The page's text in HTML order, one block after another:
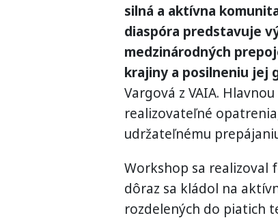
silná a aktívna
diaspóra predstavuje
medzinárodných
krajiny a posilneniu jej
Vargová z VAIA.
realizovateľné
udržateľnému
Workshop sa realizoval
dôraz sa kládol na
rozdelených do piatich